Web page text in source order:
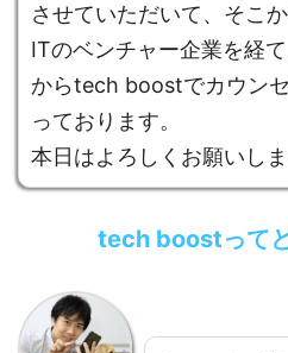
させていただいて、そこか
ITのベンチャー企業を経
からtech boostでカウン
っております。
本日はよろしくお願いしま
tech boostって